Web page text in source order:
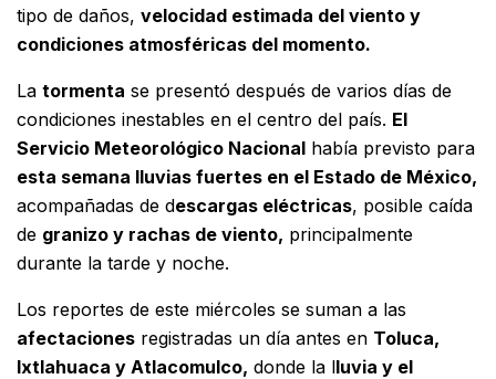
tipo de daños, velocidad estimada del viento y
condiciones atmosféricas del momento.
La tormenta se presentó después de varios días de
condiciones inestables en el centro del país. El
Servicio Meteorológico Nacional había previsto para
esta semana lluvias fuertes en el Estado de México,
acompañadas de descargas eléctricas, posible caída
de granizo y rachas de viento, principalmente
durante la tarde y noche.
Los reportes de este miércoles se suman a las
afectaciones registradas un día antes en Toluca,
Ixtlahuaca y Atlacomulco, donde la lluvia y el